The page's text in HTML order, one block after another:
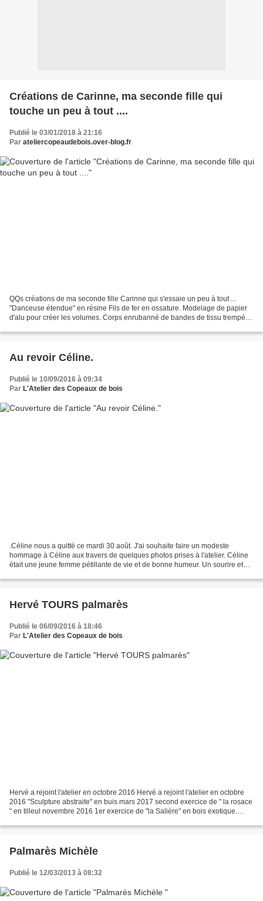
Créations de Carinne, ma seconde fille qui
touche un peu à tout ....
Publié le 03/01/2018 à 21:16
Par ateliercopeaudebois.over-blog.fr
QQs créations de ma seconde fille Carinne qui s'essaie un peu à tout ...
"Danceuse étendue" en résine Fils de fer en ossature. Modelage de papier
d'alu pour créer les volumes. Corps enrubanné de bandes de tissu trempées
Au revoir Céline.
Publié le 10/09/2016 à 09:34
Par L'Atelier des Copeaux de bois
.Céline nous a quitté ce mardi 30 août. J'ai souhaite faire un modeste
hommage à Céline aux travers de quelques photos prises à l'atelier. Céline
était une jeune femme pétillante de vie et de bonne humeur. Un sourire et
Hervé TOURS palmarès
Publié le 06/09/2016 à 18:46
Par L'Atelier des Copeaux de bois
Hervé a rejoint l'atelier en octobre 2016 Hervé a rejoint l'atelier en octobre
2016 "Sculpture abstraite" en buis mars 2017 second exercice de " la rosace
" en tilleul novembre 2016 1er exercice de "la Salière" en bois exotique.
Palmarès Michèle
Publié le 12/03/2013 à 08:32